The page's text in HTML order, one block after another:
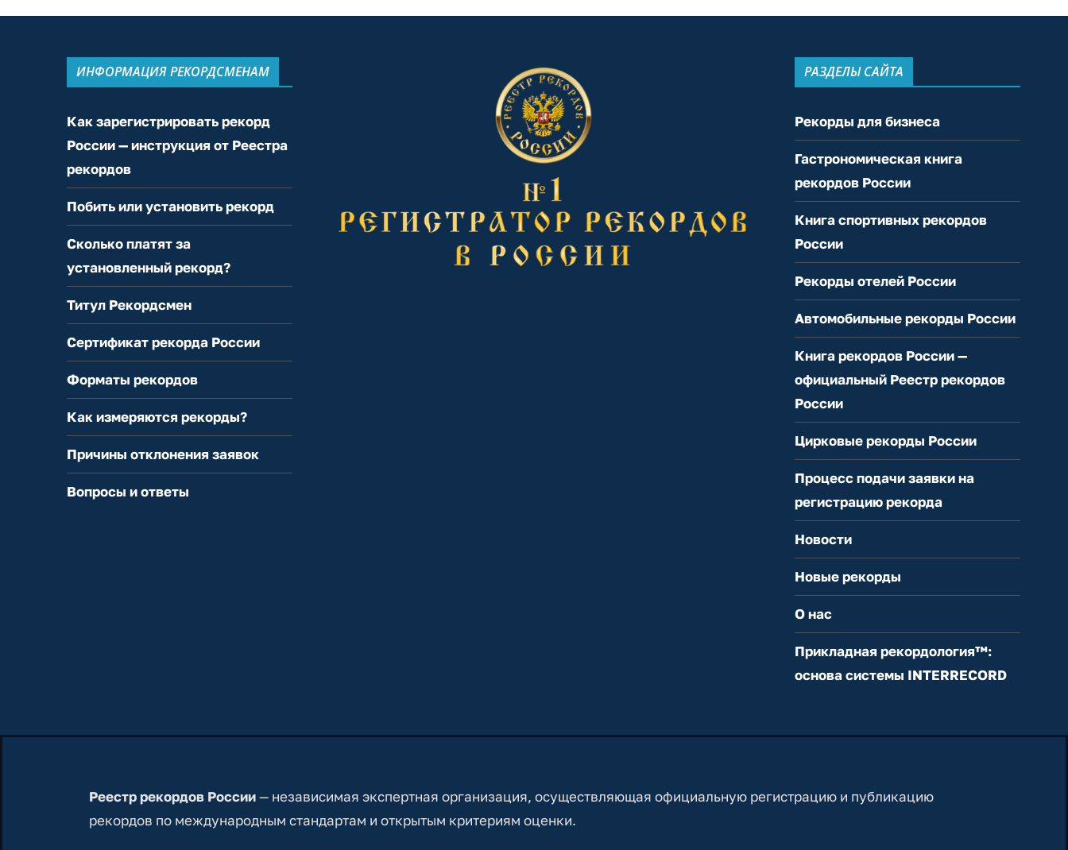
ИНФОРМАЦИЯ РЕКОРДСМЕНАМ
Как зарегистрировать рекорд
России — инструкция от Реестра
рекордов
Побить или установить рекорд
Сколько платят за
установленный рекорд?
Титул Рекордсмен
Сертификат рекорда России
Форматы рекордов
Как измеряются рекорды?
Причины отклонения заявок
Вопросы и ответы
РАЗДЕЛЫ САЙТА
Рекорды для бизнеса
Гастрономическая книга
рекордов России
Книга спортивных рекордов
России
Рекорды отелей России
Автомобильные рекорды России
Книга рекордов России —
официальный Реестр рекордов
России
Цирковые рекорды России
Процесс подачи заявки на
регистрацию рекорда
Новости
Новые рекорды
О нас
Прикладная рекордология™:
основа системы INTERRECORD
Реестр рекордов России— независимая экспертная организация, осуществляющая официальную регистрацию и публикацию
рекордов по международным стандартам и открытым критериям оценки.